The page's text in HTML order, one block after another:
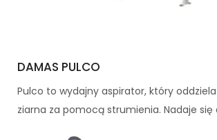
DAMAS PULCO
Pulco to wydajny aspirator, który oddziela
ziarna za pomocą strumienia. Nadaje się